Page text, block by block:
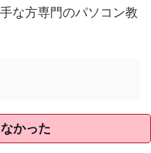
な方専門のパソコン教
かった